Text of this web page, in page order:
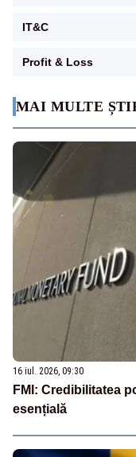
MAI MULTE
16 iul. 2026, 09:30
FMI: Credibilitatea
esențială
IT&C
Profit & Loss